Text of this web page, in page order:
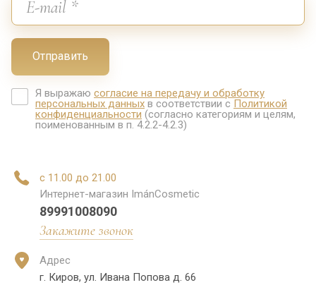
Я выражаю согласие на передачу и обработку
персональных данных в соответствии с Политикой
конфиденциальности (согласно категориям и целям,
поименованным в п. 4.2.2-4.2.3)
Отправить
с 11.00 до 21.00
Интернет-магазин ImánCosmetic
89991008090
Закажите звонок
Адрес
г. Киров, ул. Ивана Попова д. 66